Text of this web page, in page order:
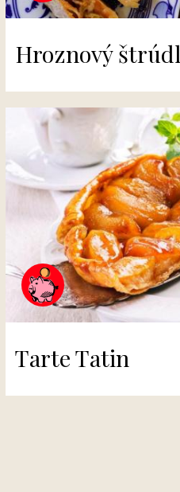
Hroznový štrúdl
Tarte Tatin